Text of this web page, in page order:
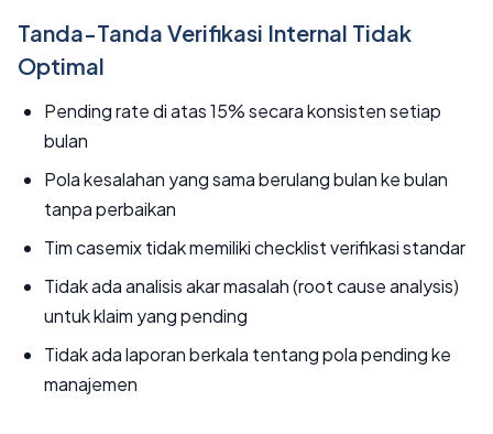
Tanda-Tanda Verifikasi Internal Tidak
Optimal
Pending rate di atas 15% secara konsisten setiap
bulan
Pola kesalahan yang sama berulang bulan ke bulan
tanpa perbaikan
Tim casemix tidak memiliki checklist verifikasi standar
Tidak ada analisis akar masalah (root cause analysis)
untuk klaim yang pending
Tidak ada laporan berkala tentang pola pending ke
manajemen